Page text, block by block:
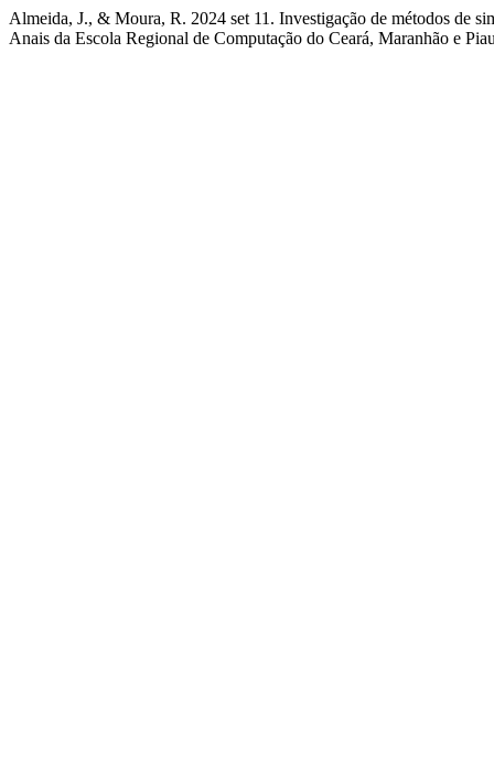
Almeida, J., & Moura, R. 2024 set 11. Investigação de métodos de
Anais da Escola Regional de Computação do Ceará, Maranhão e